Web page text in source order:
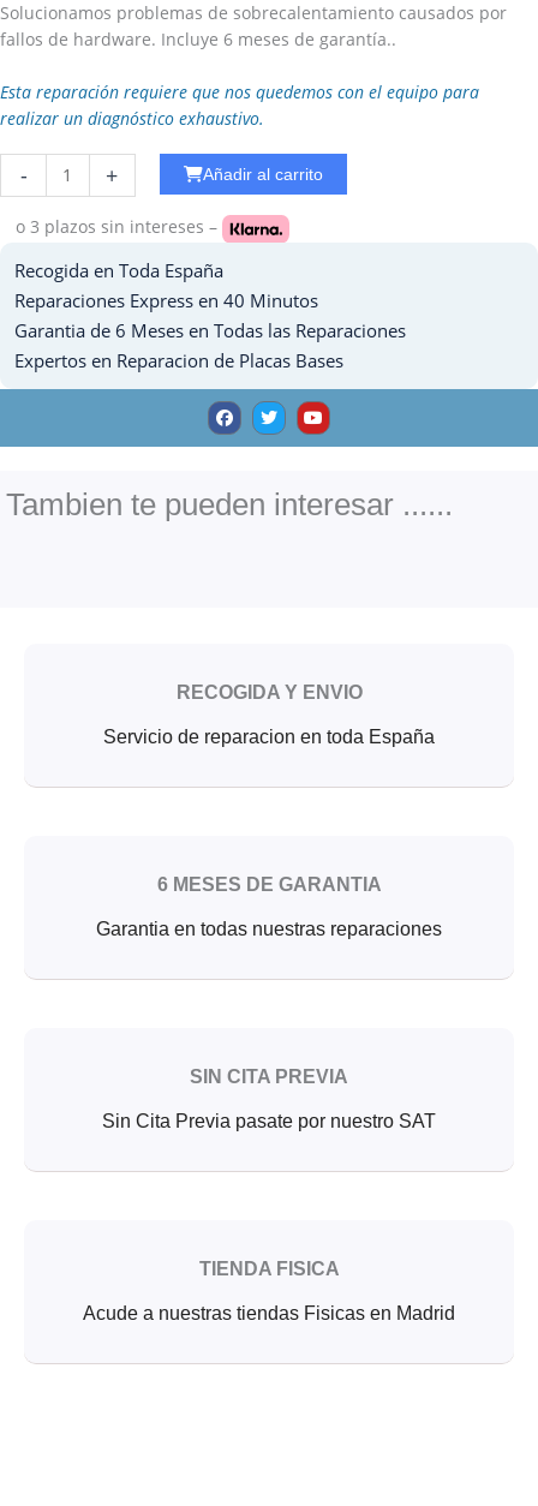
Solucionamos problemas de sobrecalentamiento causados por
fallos de hardware. Incluye 6 meses de garantía..
Esta reparación requiere que nos quedemos con el equipo para
realizar un diagnóstico exhaustivo.
-
WiFi
Ipad
10.5
cantidad
+ Añadir al carrito
o 3 plazos sin intereses –
Recogida en Toda España
Reparaciones Express en 40 Minutos
Garantia de 6 Meses en Todas las Reparaciones
Expertos en Reparacion de Placas Bases
F
a
c
e
o
k
T
w
i
t
Y
o
u
t
e
Tambien te pueden interesar ......
RECOGIDA Y ENVIO
Servicio de reparacion en toda España
6 MESES DE GARANTIA
Garantia en todas nuestras reparaciones
SIN CITA PREVIA
Sin Cita Previa pasate por nuestro SAT
TIENDA FISICA
Acude a nuestras tiendas Fisicas en Madrid